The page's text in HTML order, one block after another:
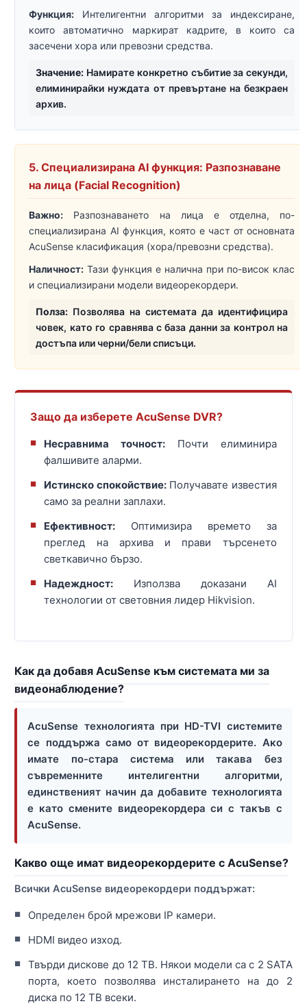
Функция: Интелигентни алгоритми за индексиране,
които автоматично маркират кадрите, в които са
засечени хора или превозни средства.
Значение: Намирате конкретно събитие за секунди,
елиминирайки нуждата от превъртане на безкраен
архив.
5. Специализирана AI функция: Разпознаване
на лица (Facial Recognition)
Важно: Разпознаването на лица е отделна, по-
специализирана AI функция, която е част от основната
AcuSense класификация (хора/превозни средства).
Наличност: Тази функция е налична при по-висок клас
и специализирани модели видеорекордери.
Полза: Позволява на системата да идентифицира
човек, като го сравнява с база данни за контрол на
достъпа или черни/бели списъци.
Защо да изберете AcuSense DVR?
Несравнима точност: Почти елиминира
фалшивите аларми.
Истинско спокойствие:Получавате известия
само за реални заплахи.
Ефективност: Оптимизира времето за
преглед на архива и прави търсенето
светкавично бързо.
Надеждност: Използва доказани AI
технологии от световния лидер Hikvision.
Как да добавя AcuSense към системата ми за
видеонаблюдение?
AcuSense технологията при HD-TVI системите
се поддържа само от видеорекордерите. Ако
имате по-стара система или такава без
съвременните интелигентни алгоритми,
единственият начин да добавите технологията
е като смените видеорекордера си с такъв с
AcuSense.
Какво още имат видеорекордерите с AcuSense?
Всички AcuSense видеорекордери поддържат:
Определен брой мрежови IP камери.
HDMI видео изход.
Твърди дискове до 12 TB. Някои модели са с 2 SATA
порта, което позволява инсталирането на до 2
диска по 12 TB всеки.